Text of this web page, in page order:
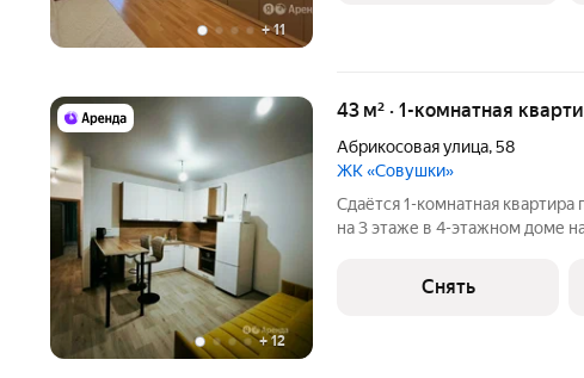
+11
+12
43 м² · 1-комнатная
Абрикосовая улица,58
ЖК «Совушки»
Сдаётся 1-комнатная
на 3 этаже в 4-этажном доме
Микроволновка Дом -
Снять